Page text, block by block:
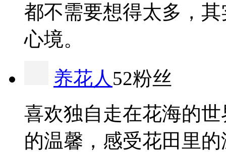
都不需要想得太多，
心境。
养花人 52粉丝
喜欢独自走在花海的
的温馨，感受花田里